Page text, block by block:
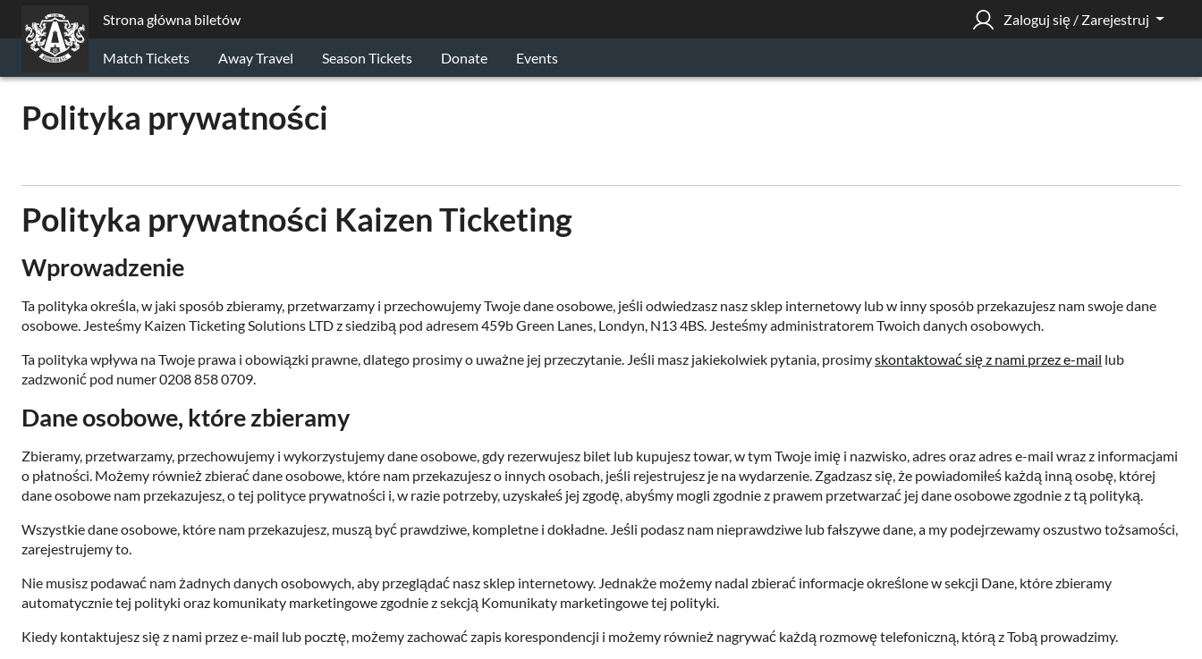
Strona główna biletów Zaloguj się / Zarejestruj
Match Tickets Away Travel Season Tickets Donate Events
Polityka prywatności
Polityka prywatności Kaizen Ticketing
Wprowadzenie
Ta polityka określa, w jaki sposób zbieramy, przetwarzamy i przechowujemy Twoje dane osobowe, jeśli odwiedzasz nasz sklep internetowy lub w inny sposób przekazujesz nam swoje dane
osobowe. Jesteśmy Kaizen Ticketing Solutions LTD z siedzibą pod adresem 459b Green Lanes, Londyn, N13 4BS. Jesteśmy administratorem Twoich danych osobowych.
Ta polityka wpływa na Twoje prawa i obowiązki prawne, dlatego prosimy o uważne jej przeczytanie. Jeśli masz jakiekolwiek pytania, prosimyskontaktować się z nami przez e-mail lub
zadzwonić pod numer 0208 858 0709.
Dane osobowe, które zbieramy
Zbieramy, przetwarzamy, przechowujemy i wykorzystujemy dane osobowe, gdy rezerwujesz bilet lub kupujesz towar, w tym Twoje imię i nazwisko, adres oraz adres e-mail wraz z informacjami
o płatności. Możemy również zbierać dane osobowe, które nam przekazujesz o innych osobach, jeśli rejestrujesz je na wydarzenie. Zgadzasz się, że powiadomiłeś każdą inną osobę, której
dane osobowe nam przekazujesz, o tej polityce prywatności i, w razie potrzeby, uzyskałeś jej zgodę, abyśmy mogli zgodnie z prawem przetwarzać jej dane osobowe zgodnie z tą polityką.
Wszystkie dane osobowe, które nam przekazujesz, muszą być prawdziwe, kompletne i dokładne. Jeśli podasz nam nieprawdziwe lub fałszywe dane, a my podejrzewamy oszustwo tożsamości,
zarejestrujemy to.
Nie musisz podawać nam żadnych danych osobowych, aby przeglądać nasz sklep internetowy. Jednakże możemy nadal zbierać informacje określone w sekcji Dane, które zbieramy
automatycznie tej polityki oraz komunikaty marketingowe zgodnie z sekcją Komunikaty marketingowe tej polityki.
Kiedy kontaktujesz się z nami przez e-mail lub pocztę, możemy zachować zapis korespondencji i możemy również nagrywać każdą rozmowę telefoniczną, którą z Tobą prowadzimy.